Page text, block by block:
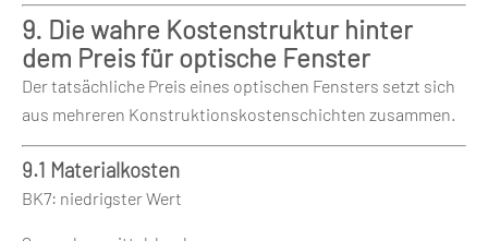
9. Die wahre Kostenstruktur hinter
dem Preis für optische Fenster
Der tatsächliche Preis eines optischen Fensters setzt sich
aus mehreren Konstruktionskostenschichten zusammen.
9.1 Materialkosten
BK7: niedrigster Wert